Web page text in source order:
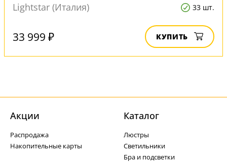
Lightstar (Италия) 33 шт.
33 999 ₽ КУПИТЬ
Акции
Распродажа
Накопительные карты
Каталог
Люстры
Светильники
Бра и подсветки